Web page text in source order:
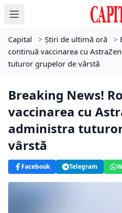
Capital > Știri de ultimă oră >
continuă vaccinarea cu
tuturor grupelor de vârstă
Breaking News!
vaccinarea cu
administra
vârstă
Facebook Telegram